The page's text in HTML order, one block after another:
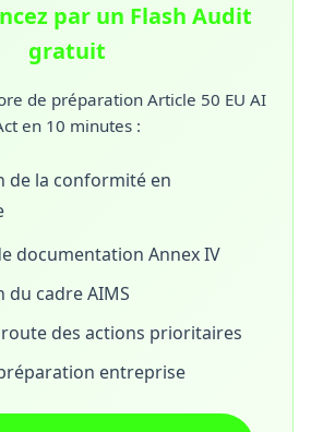
par un Flash Audit
gratuit
de préparation Article 50 EU AI
en 10 minutes :
de la conformité en
documentation Annex IV
du cadre AIMS
des actions prioritaires
entreprise